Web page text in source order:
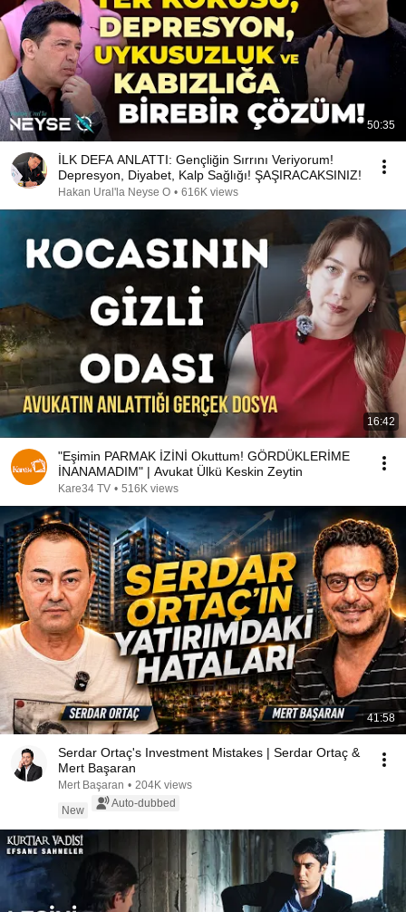
50:35
İLK DEFA ANLATTI: Gençliğin Sırrını Veriyorum!
Depresyon, Diyabet, Kalp Sağlığı! ŞAŞIRACAKSINIZ!
Hakan Ural'la Neyse O • 616K views
16:42
"Eşimin PARMAK İZİNİ Okuttum! GÖRDÜKLERİME
İNANAMADIM" | Avukat Ülkü Keskin Zeytin
Kare34 TV • 516K views
41:58
Serdar Ortaç's Investment Mistakes | Serdar Ortaç &
Mert Başaran
Mert Başaran • 204K views
New
Auto-dubbed